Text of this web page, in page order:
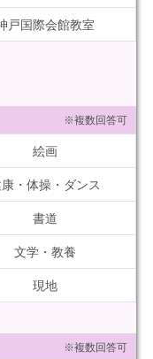
戸国際会館教室
※複数回答可
絵画
・体操・ダンス
書道
文学・教養
現地
※複数回答可